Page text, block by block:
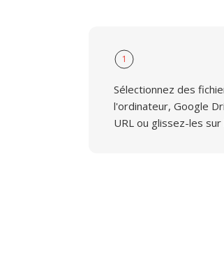
1
Sélectionnez des
l'ordinateur, Google
URL ou glissez-les sur